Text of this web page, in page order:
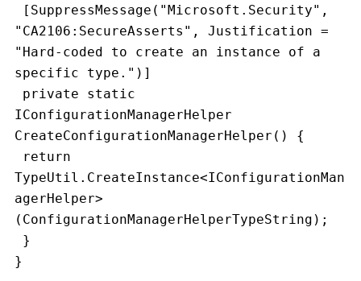
"CA2106:SecureAsserts", Justification =
"Hard-coded to create an instance of a
specific type.")]
IConfigurationManagerHelper
CreateConfigurationManagerHelper() {
TypeUtil.CreateInstance<IConfigurationMan
agerHelper>
(ConfigurationManagerHelperTypeString);
}
}